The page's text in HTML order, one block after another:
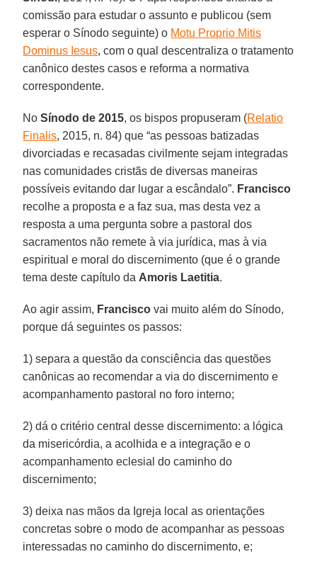
comissão para estudar o assunto e publicou (sem
esperar o Sínodo seguinte) o Motu Proprio Mitis
Dominus Iesus, com o qual descentraliza o tratamento
canônico destes casos e reforma a normativa
correspondente.
NoSínodo de 2015, os bispos propuseram (Relatio
Finalis, 2015, n. 84) que “as pessoas batizadas
divorciadas e recasadas civilmente sejam integradas
nas comunidades cristãs de diversas maneiras
possíveis evitando dar lugar a escândalo”. Francisco
recolhe a proposta e a faz sua, mas desta vez a
resposta a uma pergunta sobre a pastoral dos
sacramentos não remete à via jurídica, mas à via
espiritual e moral do discernimento (que é o grande
tema deste capítulo da Amoris Laetitia.
Ao agir assim, Francisco vai muito além do Sínodo,
porque dá seguintes os passos:
1) separa a questão da consciência das questões
canônicas ao recomendar a via do discernimento e
acompanhamento pastoral no foro interno;
2) dá o critério central desse discernimento: a lógica
da misericórdia, a acolhida e a integração e o
acompanhamento eclesial do caminho do
discernimento;
3) deixa nas mãos da Igreja local as orientações
concretas sobre o modo de acompanhar as pessoas
interessadas no caminho do discernimento, e;